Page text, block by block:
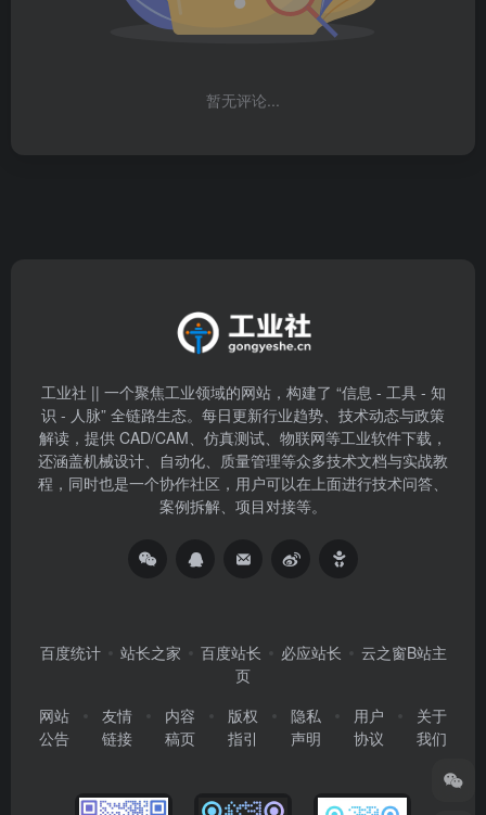
暂无评论...
工业社 || 一个聚焦工业领域的网站，构建了 “信息 - 工具 - 知
识 - 人脉” 全链路生态。每日更新行业趋势、技术动态与政策
解读，提供 CAD/CAM、仿真测试、物联网等工业软件下载，
还涵盖机械设计、自动化、质量管理等众多技术文档与实战教
程，同时也是一个协作社区，用户可以在上面进行技术问答、
案例拆解、项目对接等。
百度统计 站长之家 百度站长 必应站长
云之窗B站主
页
网站
公告
友情
链接
内容
稿页
版权
指引
隐私
声明
用户
协议
关于
我们